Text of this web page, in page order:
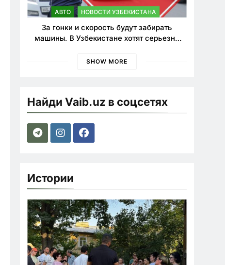
АВТО НОВОСТИ УЗБЕКИСТАНА
За гонки и скорость будут забирать
машины. В Узбекистане хотят серьезно
SHOW MORE
Найди Vaib.uz в соцсетях
Истории